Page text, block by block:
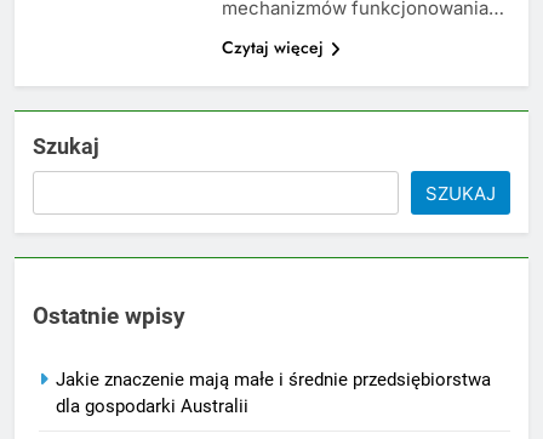
mechanizmów funkcjonowania…
Czytaj więcej
Szukaj
SZUKAJ
Ostatnie wpisy
Jakie znaczenie mają małe i średnie przedsiębiorstwa
dla gospodarki Australii